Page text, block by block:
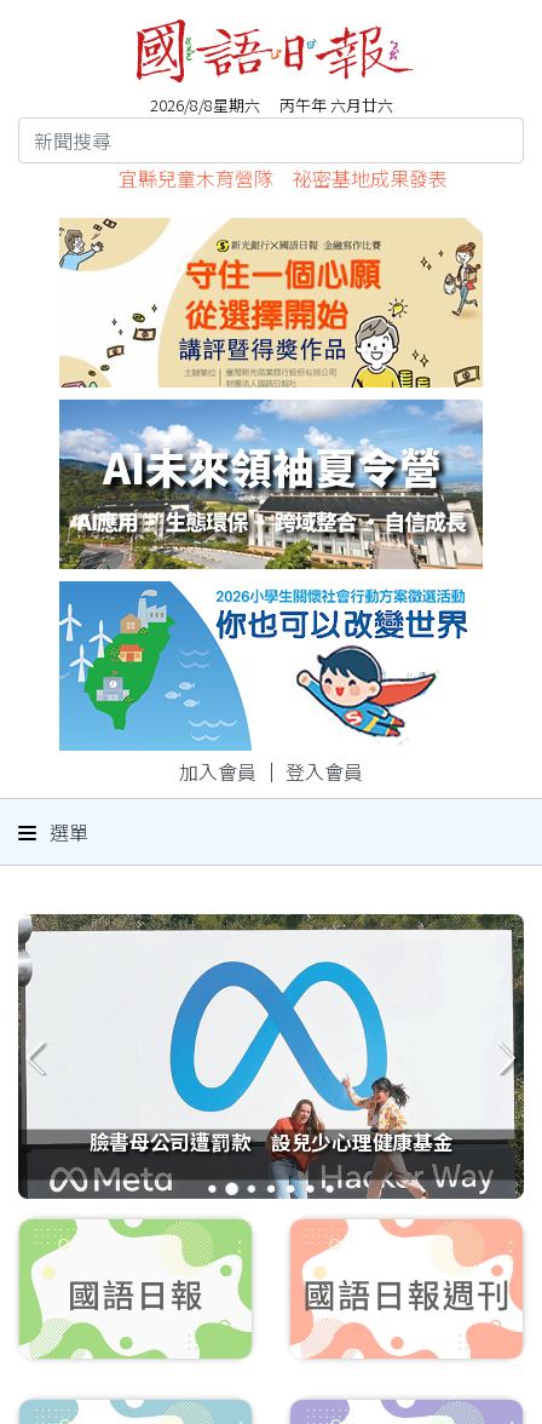
2026/8/8星期六 丙午年 六月廿六
宜縣兒童木育營隊 祕密基地成果發表
加入會員 ｜ 登入會員
選單
臉書母公司遭罰款 設兒少心理健康基金
1 3 4 5 6 7